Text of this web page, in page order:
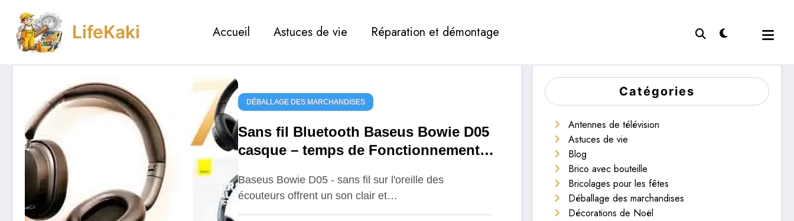
contenu
LifeKaki Accueil Astuces de vie Réparation et démontage
DÉBALLAGE DES MARCHANDISES
Sans fil Bluetooth Baseus Bowie D05
casque – temps de Fonctionnement
Baseus Bowie D05 - sans fil sur l'oreille des
écouteurs offrent un son clair et…
Catégories
Antennes de télévision
Astuces de vie
Blog
Brico avec bouteille
Bricolages pour les fêtes
Déballage des marchandises
Décorations de Noël